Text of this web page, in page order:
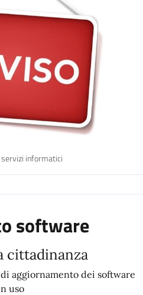
informatici
software
cittadinanza
aggiornamento dei software
uso